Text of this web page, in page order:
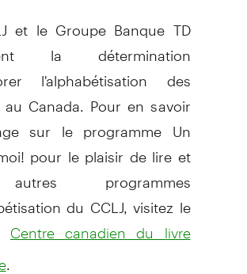
et le Groupe Banque TD
la détermination
l'alphabétisation des
Canada. Pour en savoir
sur le programme Un
pour le plaisir de lire et
programmes
du CCLJ, visitez le
Centre canadien du livre
.